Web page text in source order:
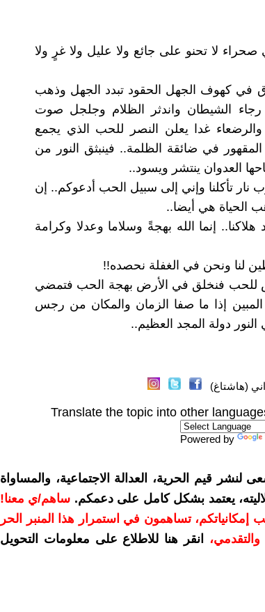
لا تحنو على جائع ولا عليل ولا غرٍ ولا
في كهوف الجهل الحقود تبدد الجهل وذهب
الشيطان واندثر الظلام وجلجل صوت
غدا يعلن النصر للحب الذي يجمع
في ضائقة الظلمة.. فينبثق النور من
العدوان ينتشر ويسود..
نار تأكلنا وإني إلى سبيل الحب أدعوكم.. إن
الحياة هي أيضا..
هلاكنا.. إنما الله بهجةً وسلاما وعدلا وكرامة
لنا ونحن في الغفلة نحصده!!
للحب فنخلق في الأرض بهجة الحب فتمضي
المبين إذا ما صفا الزمان والمكان من رجس
دولة المجد العظيم..
(هاشتاغ)
Translate the topic into other
Powered by
قيم الحرية، العدالة الاجتماعية، والمساواة
يعتمد بشكل كامل على دعمكم. ساهم/ي معنا!
أكثر حسب إمكانياتكم، تساهمون في استمرار هذا المنبر الحر
،
انقر هنا للاطلاع على معلومات التحويل